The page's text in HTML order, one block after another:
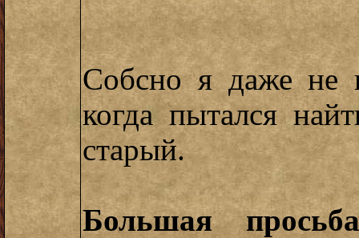
Собсно я даже не
когда пытался
старый.
Большая